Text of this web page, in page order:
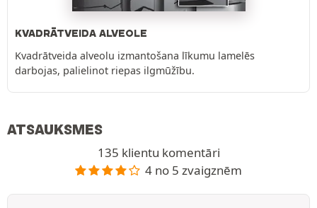
KVADRĀTVEIDA ALVEOLE
Kvadrātveida alveolu izmantošana līkumu lamelēs
darbojas, palielinot riepas ilgmūžību.
ATSAUKSMES
135 klientu komentāri
4 no 5 zvaigznēm